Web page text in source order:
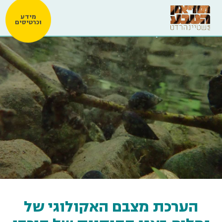
מידע
וכרטיסים
הערכת מצבם האקולוגי של